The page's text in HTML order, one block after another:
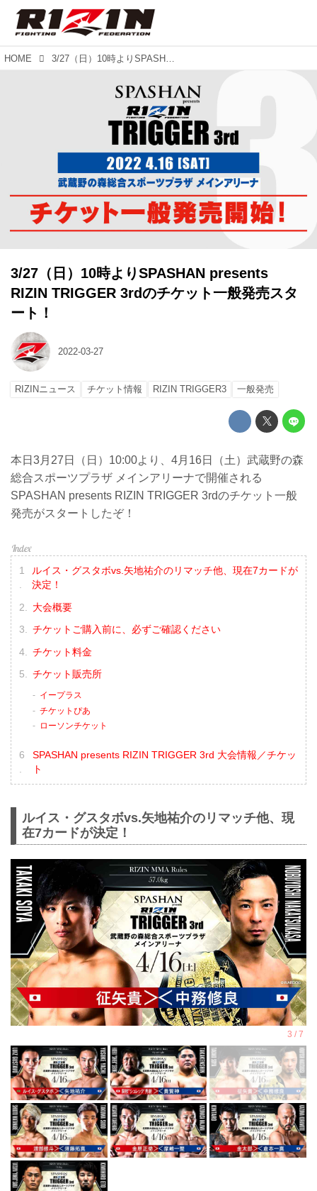
HOME 3/27（日）10時よりSPASHAN presents RIZIN TRIGGER 3rdのチケット一般発売スタート！
3/27（日）10時よりSPASHAN presents
RIZIN TRIGGER 3rdのチケット一般発売スタ
ート！
2022-03-27
RIZINニュース チケット情報 RIZIN TRIGGER3 一般発売
本日3月27日（日）10:00より、4月16日（土）武蔵野の森
総合スポーツプラザ メインアリーナで開催される
SPASHAN presents RIZIN TRIGGER 3rdのチケット一般
発売がスタートしたぞ！
ルイス・グスタボvs.矢地祐介のリマッチ他、現在7カードが
決定！
大会概要
チケットご購入前に、必ずご確認ください
チケット料金
チケット販売所
イープラス
チケットぴあ
ローソンチケット
SPASHAN presents RIZIN TRIGGER 3rd 大会情報／チケッ
ト
ルイス・グスタボvs.矢地祐介のリマッチ他、現
在7カードが決定！